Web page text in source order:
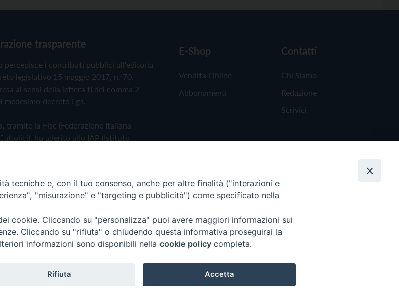
trasparente
percepisce i contributi pubblici all'editoria
legislativo 15 maggio 2017, n. 70.
ai sensi della lettera f) del comma 2
medesimo decreto Lgs.
tramite la Fisc (Federazione Italiana
ha aderito allo IAP (Istituto
Cookie Policy
E-Shop
Vendita Online
Abbonamenti
Contatti
Chi Siamo
Redazione
Scrivici
tecniche e, con il tuo consenso, anche per altre finalità ("interazioni e
"misurazione" e "targeting e pubblicità") come specificato nella
cookie. Cliccando su "personalizza" puoi avere maggiori informazioni sui
Cliccando su "rifiuta" o chiudendo questa informativa proseguirai la
informazioni sono disponibili nella cookie policy completa.
Rifiuta Accetta